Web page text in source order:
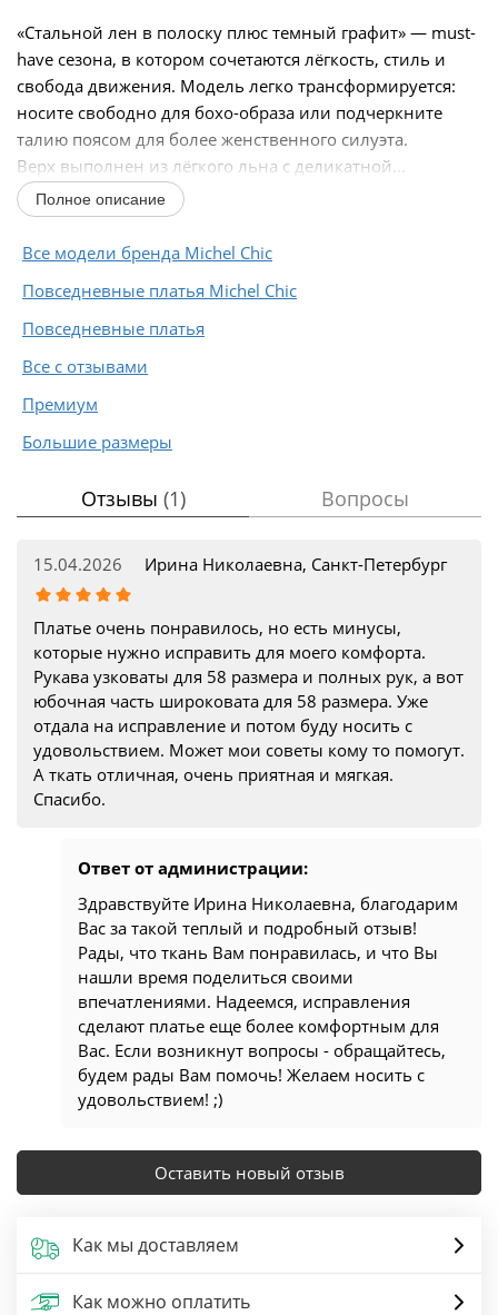
«Стальной лен в полоску плюс темный графит» — must-
have сезона, в котором сочетаются лёгкость, стиль и
свобода движения. Модель легко трансформируется:
носите свободно для бохо-образа или подчеркните
талию поясом для более женственного силуэта.
Верх выполнен из лёгкого льна с деликатной...
Полное описание
Все модели бренда Michel Chic
Повседневные платья Michel Chic
Повседневные платья
Все с отзывами
Премиум
Большие размеры
Отзывы (1) Вопросы
15.04.2026 Ирина Николаевна, Санкт-Петербург
Платье очень понравилось, но есть минусы,
которые нужно исправить для моего комфорта.
Рукава узковаты для 58 размера и полных рук, а вот
юбочная часть широковата для 58 размера. Уже
отдала на исправление и потом буду носить с
удовольствием. Может мои советы кому то помогут.
А ткать отличная, очень приятная и мягкая.
Спасибо.
Ответ от администрации:
Здравствуйте Ирина Николаевна, благодарим
Вас за такой теплый и подробный отзыв!
Рады, что ткань Вам понравилась, и что Вы
нашли время поделиться своими
впечатлениями. Надеемся, исправления
сделают платье еще более комфортным для
Вас. Если возникнут вопросы - обращайтесь,
будем рады Вам помочь! Желаем носить с
удовольствием! ;)
Оставить новый отзыв
Как мы доставляем
Как можно оплатить